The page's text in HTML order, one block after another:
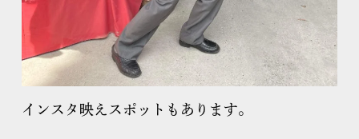
インスタ映えスポットもあります。